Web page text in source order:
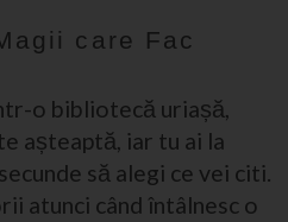
care Fac
o bibliotecă uriașă,
așteaptă, iar tu ai la
să alegi ce vei citi.
atunci când întâlnesc o